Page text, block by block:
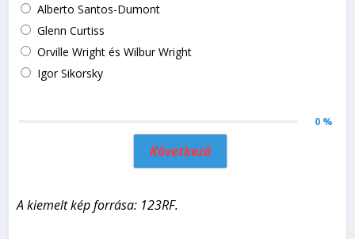
Alberto Santos-Dumont
Glenn Curtiss
Orville Wright és Wilbur Wright
Igor Sikorsky
0 %
Következő
A kiemelt kép forrása: 123RF.